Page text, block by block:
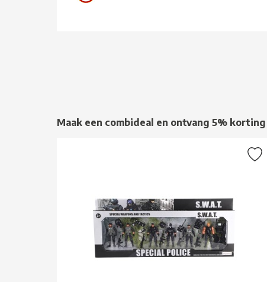
Maak een combideal en ontvang 5% korting